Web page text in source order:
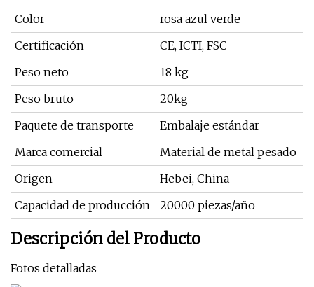
Color
rosa azul verde
Certificación
CE, ICTI, FSC
Peso neto
18 kg
Peso bruto
20kg
Paquete de transporte
Embalaje estándar
Marca comercial
Material de metal pesado
Origen
Hebei, China
Capacidad de producción
20000 piezas/año
Descripción del Producto
Fotos detalladas